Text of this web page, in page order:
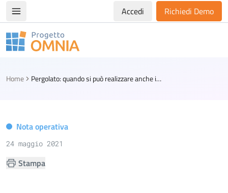
Apri/chiudi menù di navigazioneAccedi Richiedi Demo
Progetto Omnia
Home Pergolato: quando si può realizzare anche in zona tutelata
Nota operativa
24 maggio 2021
Stampa